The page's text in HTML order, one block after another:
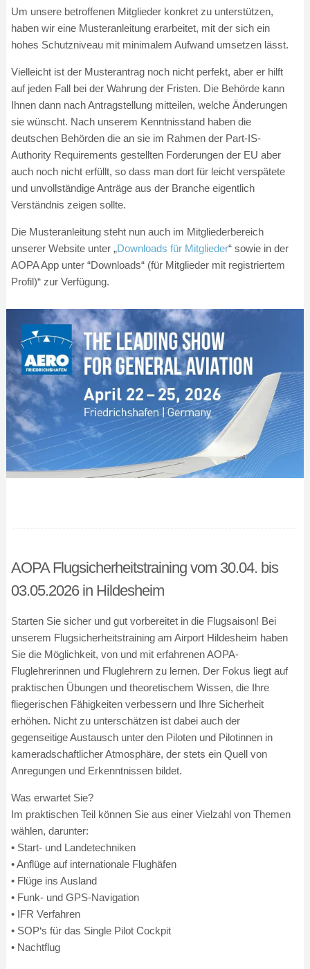
Um unsere betroffenen Mitglieder konkret zu unterstützen,
haben wir eine Musteranleitung erarbeitet, mit der sich ein
hohes Schutzniveau mit minimalem Aufwand umsetzen lässt.
Vielleicht ist der Musterantrag noch nicht perfekt, aber er hilft
auf jeden Fall bei der Wahrung der Fristen. Die Behörde kann
Ihnen dann nach Antragstellung mitteilen, welche Änderungen
sie wünscht. Nach unserem Kenntnisstand haben die
deutschen Behörden die an sie im Rahmen der Part-IS-
Authority Requirements gestellten Forderungen der EU aber
auch noch nicht erfüllt, so dass man dort für leicht verspätete
und unvollständige Anträge aus der Branche eigentlich
Verständnis zeigen sollte.
Die Musteranleitung steht nun auch im Mitgliederbereich
unserer Website unter „Downloads für Mitglieder“ sowie in der
AOPA App unter “Downloads“ (für Mitglieder mit registriertem
Profil)“ zur Verfügung.
AOPA Flugsicherheitstraining vom 30.04. bis
03.05.2026 in Hildesheim
Starten Sie sicher und gut vorbereitet in die Flugsaison! Bei
unserem Flugsicherheitstraining am Airport Hildesheim haben
Sie die Möglichkeit, von und mit erfahrenen AOPA-
Fluglehrerinnen und Fluglehrern zu lernen. Der Fokus liegt auf
praktischen Übungen und theoretischem Wissen, die Ihre
fliegerischen Fähigkeiten verbessern und Ihre Sicherheit
erhöhen. Nicht zu unterschätzen ist dabei auch der
gegenseitige Austausch unter den Piloten und Pilotinnen in
kameradschaftlicher Atmosphäre, der stets ein Quell von
Anregungen und Erkenntnissen bildet.
Was erwartet Sie?
Im praktischen Teil können Sie aus einer Vielzahl von Themen
wählen, darunter:
• Start- und Landetechniken
• Anflüge auf internationale Flughäfen
• Flüge ins Ausland
• Funk- und GPS-Navigation
• IFR Verfahren
• SOP‘s für das Single Pilot Cockpit
• Nachtflug